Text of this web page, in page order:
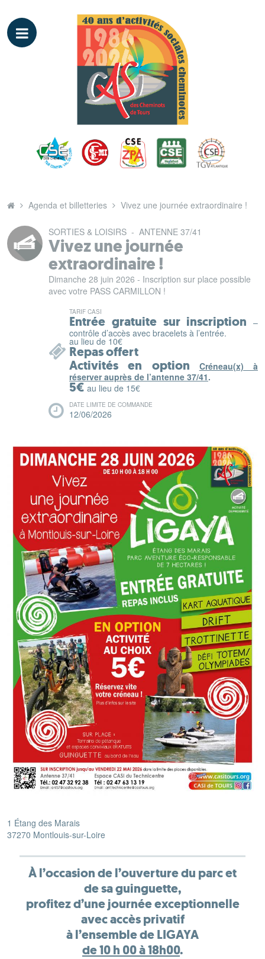
Agenda et billetteries Vivez une journée extraordinaire !
SORTIES & LOISIRS - ANTENNE 37/41
Vivez une journée
extraordinaire !
Dimanche 28 juin 2026 - Inscription sur place possible
avec votre PASS CARMILLON !
TARIF CASI
Entrée gratuite sur inscription –
contrôle d’accès avec bracelets à l’entrée.
au lieu de 10€
Repas offert
Activités en option
Créneau(x) à
réserver auprès de l’antenne 37/41.
5€ au lieu de 15€
DATE LIMITE DE COMMANDE
12/06/2026
1 Étang des Marais
37270 Montlouis-sur-Loire
À l’occasion de l’ouverture du parc et
de sa guinguette,
profitez d’une journée exceptionnelle
avec accès privatif
à l’ensemble de LIGAYA
de 10 h 00 à 18h00.